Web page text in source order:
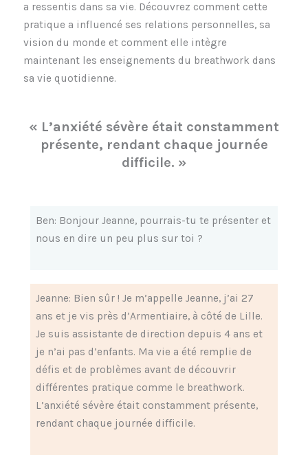
a ressentis dans sa vie. Découvrez comment cette
pratique a influencé ses relations personnelles, sa
vision du monde et comment elle intègre
maintenant les enseignements du breathwork dans
sa vie quotidienne.
« L’anxiété sévère était constamment
présente, rendant chaque journée
difficile. »
Ben: Bonjour Jeanne, pourrais-tu te présenter et
nous en dire un peu plus sur toi ?
Jeanne: Bien sûr ! Je m’appelle Jeanne, j’ai 27
ans et je vis près d’Armentiaire, à côté de Lille.
Je suis assistante de direction depuis 4 ans et
je n’ai pas d’enfants. Ma vie a été remplie de
défis et de problèmes avant de découvrir
différentes pratique comme le breathwork.
L’anxiété sévère était constamment présente,
rendant chaque journée difficile.